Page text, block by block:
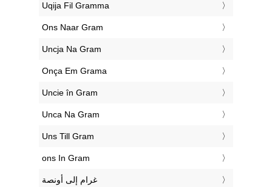
‎Uqija Fil Gramma
‎Ons Naar Gram
‎Uncja Na Gram
‎Onça Em Grama
‎Uncie în Gram
‎Unca Na Gram
‎Uns Till Gram
‎ons In Gram
‏غرام إلى أونصة